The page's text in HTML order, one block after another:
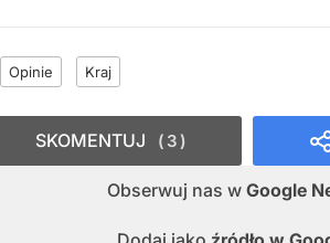
Opinie Kraj
Obserwuj nas w Google
SKOMENTUJ 3